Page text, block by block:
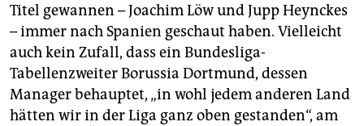
Titel gewannen – Joachim Löw und Jupp Heynckes
– immer nach Spanien geschaut haben. Vielleicht
auch kein Zufall, dass ein Bundesliga-
Tabellenzweiter Borussia Dortmund, dessen
Manager behauptet, „in wohl jedem anderen Land
hätten wir in der Liga ganz oben gestanden“, am